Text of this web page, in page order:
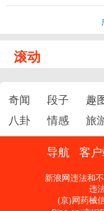
滚动
奇闻 段子 趣
八卦
情感 旅
导航 客
新浪网违法和
违
(京)网药械